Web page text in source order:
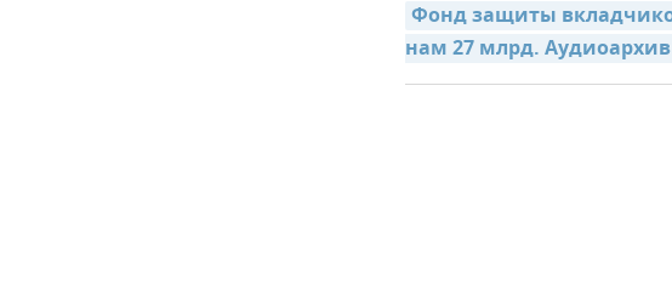
Фонд защиты
нам 27 млрд. Аудиоархив